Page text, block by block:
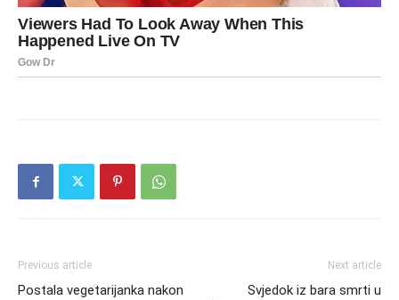
Previous article
Postala vegetarijanka nakon
Next article
Svjedok iz bara smrti u